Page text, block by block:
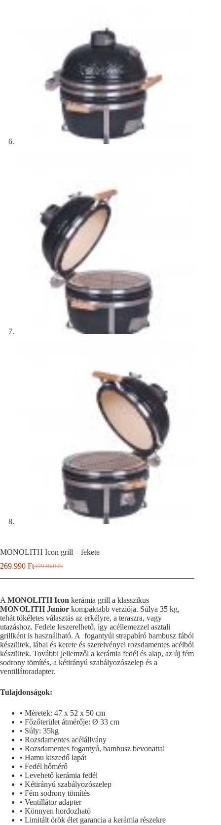
MONOLITH Icon grill – fekete
399.960Ft
Original
price
399.960 Ft.
269.990 FtCurrent
price
269.990 Ft.
AMONOLITH Icon kerámia grill a klasszikus
MONOLITH Junior kompaktabb verziója. Súlya 35 kg,
tehát tökéletes választás az erkélyre, a teraszra, vagy
utazáshoz. Fedele leszerelhető, így acéllemezzel asztali
grillként is használható. A fogantyúi strapabíró bambusz fából
készültek, lábai és kerete és szerelvényei rozsdamentes acélból
készültek. További jellemzői a kerámia fedél és alap, az új fém
sodrony tömítés, a kétirányú szabályozószelep és a
ventillátoradapter.
Tulajdonságok:
• Méretek: 47 x 52 x 50 cm
• Főzőterület átmérője: Ø 33 cm
• Súly: 35kg
• Rozsdamentes acélállvány
• Rozsdamentes fogantyú, bambusz bevonattal
• Hamu kiszedő lapát
• Fedél hőmérő
• Levehető kerámia fedél
• Kétirányú szabályozószelep
• Fém sodrony tömítés
• Ventillátor adapter
• Könnyen hordozható
• Limitált örök élet garancia a kerámia részekre